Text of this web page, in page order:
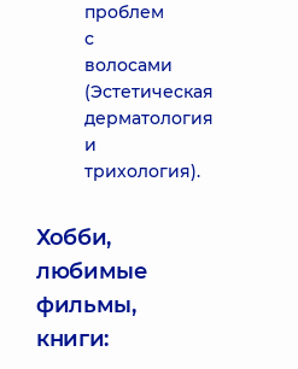
проблем
с
волосами
(Эстетическая
дерматология
и
трихология).
Хобби,
любимые
фильмы,
книги: